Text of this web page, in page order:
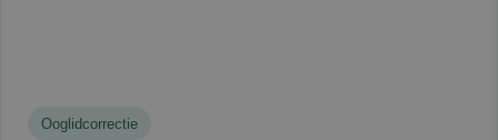
Ooglidcorrectie